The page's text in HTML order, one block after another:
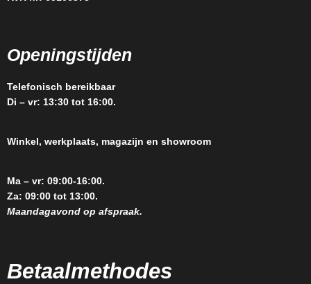
Openingstijden
Telefonisch bereikbaar
Di – vr: 13:30 tot 16:00.
Winkel, werkplaats, magazijn en showroom
Ma – vr: 09:00-16:00.
Za: 09:00 tot 13:00.
Maandagavond op afspraak.
Betaalmethodes